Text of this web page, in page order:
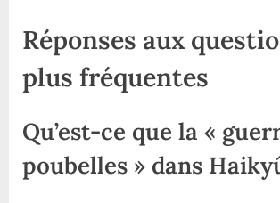
Réponses aux
plus fréquentes
Qu’est-ce que la «
poubelles » dans